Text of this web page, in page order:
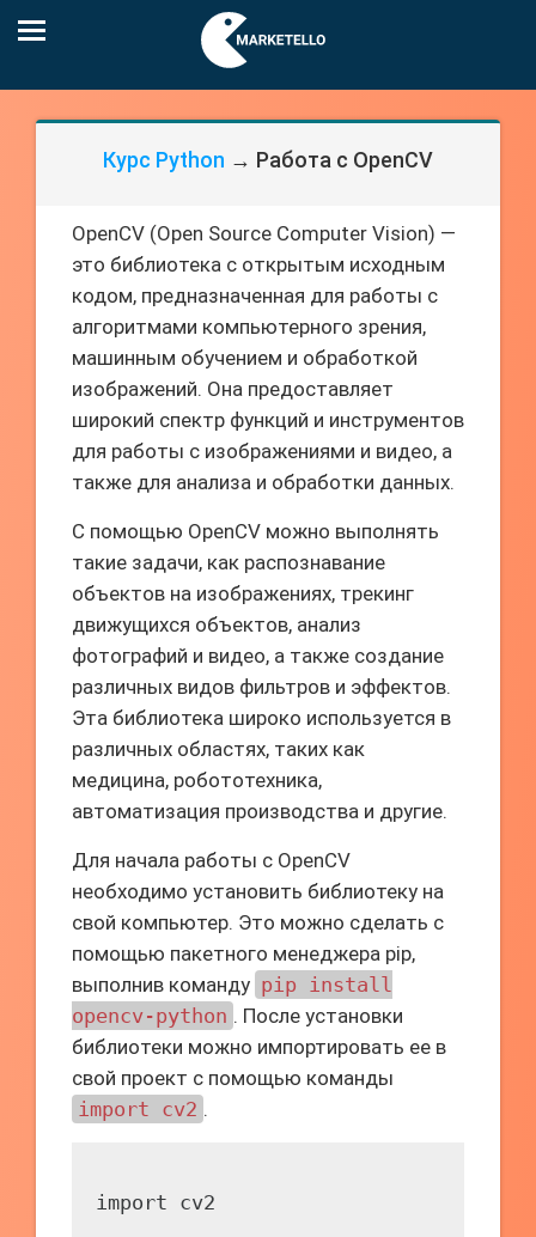
Курс Python → Работа с OpenCV
OpenCV (Open Source Computer Vision) —
это библиотека с открытым исходным
кодом, предназначенная для работы с
алгоритмами компьютерного зрения,
машинным обучением и обработкой
изображений. Она предоставляет
широкий спектр функций и инструментов
для работы с изображениями и видео, а
также для анализа и обработки данных.
С помощью OpenCV можно выполнять
такие задачи, как распознавание
объектов на изображениях, трекинг
движущихся объектов, анализ
фотографий и видео, а также создание
различных видов фильтров и эффектов.
Эта библиотека широко используется в
различных областях, таких как
медицина, робототехника,
автоматизация производства и другие.
Для начала работы с OpenCV
необходимо установить библиотеку на
свой компьютер. Это можно сделать с
помощью пакетного менеджера pip,
выполнив команду pip install
opencv-python . После установки
библиотеки можно импортировать ее в
свой проект с помощью команды
import cv2 .
import cv2